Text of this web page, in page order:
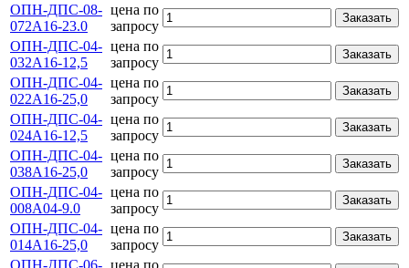
ОПН-ДПС-08-
072А16-23.0
цена по
запросу
Заказать
ОПН-ДПС-04-
032А16-12,5
цена по
запросу
Заказать
ОПН-ДПС-04-
022А16-25,0
цена по
запросу
Заказать
ОПН-ДПС-04-
024А16-12,5
цена по
запросу
Заказать
ОПН-ДПС-04-
038А16-25,0
цена по
запросу
Заказать
ОПН-ДПС-04-
008А04-9.0
цена по
запросу
Заказать
ОПН-ДПС-04-
014А16-25,0
цена по
запросу
Заказать
ОПН-ДПС-06- цена по